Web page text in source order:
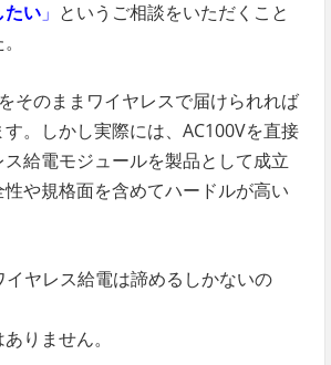
たい 」 というご相談をいただくこと
そのままワイヤレスで届けられれば
。しかし実際には、AC100Vを直接
給電モジュールを製品として成立
や規格面を含めてハードルが高い
イヤレス給電は諦めるしかないの
りません。